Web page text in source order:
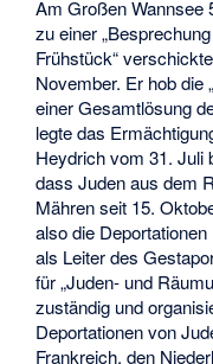
Am Großen Wannsee
zu einer
Frühstück“
November. Er hob die
einer Gesamtlösung
legte das
Heydrich vom 31. Juli
dass Juden aus dem
Mähren seit 15.
also die
als Leiter des
für „Juden- und
zuständig und
Deportationen von
Frankreich, den